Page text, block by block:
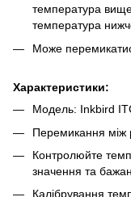
температура вище
температура
Може
Характеристики:
Модель: Inkbird
Перемикання між
Контролюйте
значення та
Калібрування